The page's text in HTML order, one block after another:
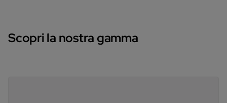
Scopri la nostra gamma